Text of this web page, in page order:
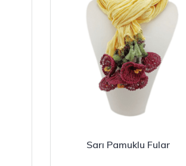
Sarı Pamuklu Fular